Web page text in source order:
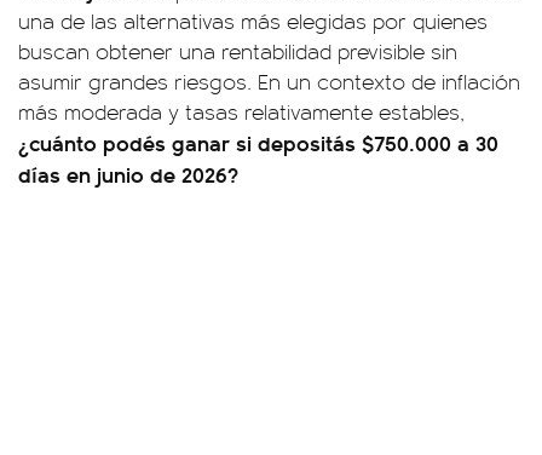
una de las alternativas más elegidas por quienes
buscan obtener una rentabilidad previsible sin
asumir grandes riesgos. En un contexto de inflación
más moderada y tasas relativamente estables,
¿cuánto podés ganar si depositás $750.000 a 30
días en junio de 2026?